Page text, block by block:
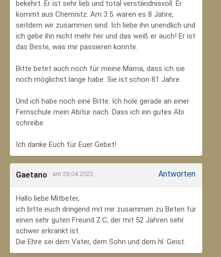
bekehrt. Er ist sehr lieb und total verständnisvoll. Er
kommt aus Chemnitz. Am 3.5. waren es 8 Jahre,
seitdem wir zusammen sind. Ich liebe ihn unendlich und
ich gebe ihn nicht mehr her und das weiß er auch! Er ist
das Beste, was mir passieren konnte.
Bitte betet auch noch für meine Mama, dass ich sie
noch möglichst lange habe. Sie ist schon 81 Jahre.
Und ich habe noch eine Bitte: Ich hole gerade an einer
Fernschule mein Abitur nach. Dass ich ein gutes Abi
schreibe.
Ich danke Euch für Euer Gebet!
Gaetano am 28.04.2022 Antworten
Hallo liebe Mitbeter,
ich bitte euch dringend mit mir zusammen zu Beten für
einen sehr guten Freund Z.C, der mit 52 Jahren sehr
schwer erkrankt ist.
Die Ehre sei dem Vater, dem Sohn und dem hl. Geist.